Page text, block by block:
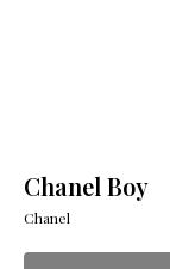
Chanel Boy
Chanel